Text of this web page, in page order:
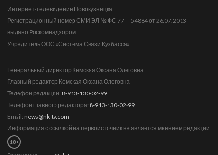
Интернет-телевидение Новокузнецка
Регистрационный номер СМИ ЭЛ № ФС 77 — 54884 от 26.07.2013
выдано Роскомнадзором
Учредитель ООО «Система Связи Кузбасса»
Генеральный директор Кемская Оксана Олеговна
Главный редактор Кемская Оксана Олеговна
Телефон редакции: 8-913-130-02-99
Телефон главного редактора: 8-913-130-02-99
Email: news@nk-tv.com
Информация с ссылкой на первоисточник не является мнением редакции
18+